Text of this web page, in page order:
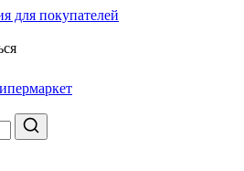
для покупателей